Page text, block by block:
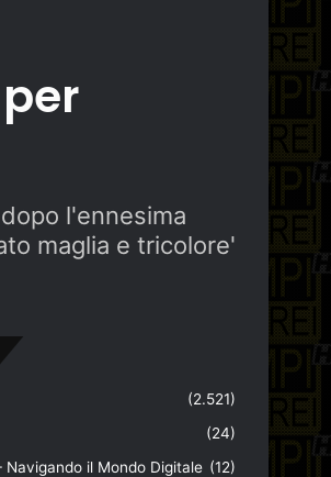
l'ennesima
maglia e tricolore'
(2.521)
(24)
Navigando il Mondo Digitale (12)